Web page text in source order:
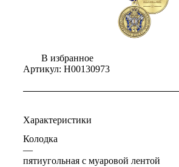
В избранное
Артикул: Н00130973
Характеристики
Колодка
—
пятиугольная с муаровой лентой